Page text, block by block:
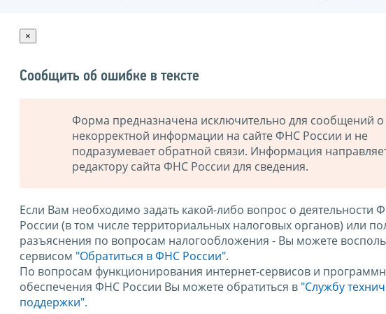
×
Сообщить об ошибке в тексте
Форма предназначена исключительно для сообщений о
некорректной информации на сайте ФНС России и не
подразумевает обратной связи. Информация
редактору сайта ФНС России для сведения.
Если Вам необходимо задать какой-либо вопрос о деятельности
России (в том числе территориальных налоговых органов) или
разъяснения по вопросам налогообложения - Вы можете
сервисом "Обратиться в ФНС России".
По вопросам функционирования интернет-сервисов и
обеспечения ФНС России Вы можете обратиться в "Службу
поддержки".